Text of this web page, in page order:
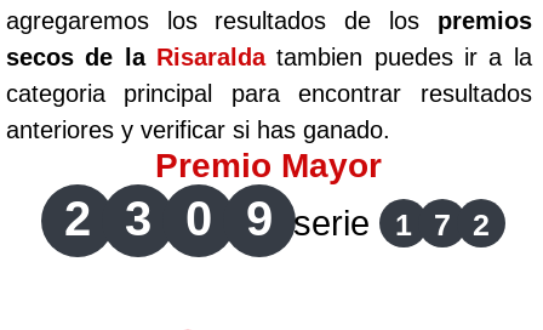
agregaremos los resultados de los premios
secos de la Risaraldatambien puedes ir a la
categoria principal para encontrar resultados
anteriores y verificar si has ganado.
Premio Mayor
2 3 0 9 serie 1 7 2